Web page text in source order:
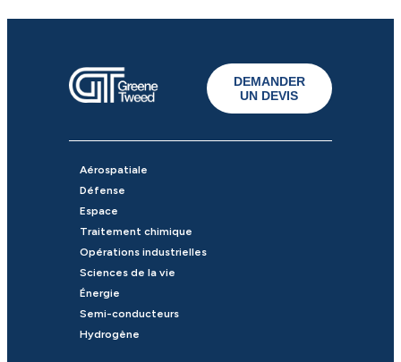
DEMANDER
UN DEVIS
Aérospatiale
Défense
Espace
Traitement chimique
Opérations industrielles
Sciences de la vie
Énergie
Semi-conducteurs
Hydrogène